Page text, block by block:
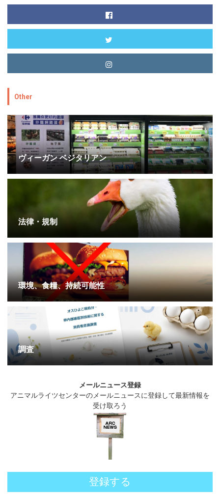
Other
ヴィーガン ベジタリアン
法律・規制
環境、食糧、持続可能性
調査
メールニュース登録
アニマルライツセンターのメールニュースに登録して最新情報を
受け取ろう
登録する